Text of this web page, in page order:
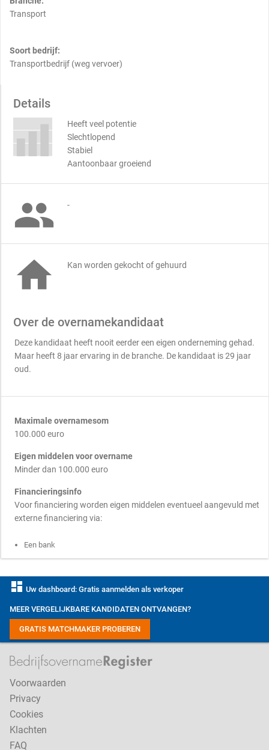
Transport
Soort bedrijf:
Transportbedrijf (weg vervoer)
Details
Heeft veel potentie
Slechtlopend
Stabiel
Aantoonbaar groeiend
 -
 Kan worden gekocht of gehuurd
Over de overnamekandidaat
Deze kandidaat heeft nooit eerder een eigen onderneming gehad.
Maar heeft 8 jaar ervaring in de branche. De kandidaat is 29 jaar
oud.
Maximale overnamesom
100.000 euro
Eigen middelen voor overname
Minder dan 100.000 euro
Financieringsinfo
Voor financiering worden eigen middelen eventueel aangevuld met
externe financiering via:
Een bank
dashboard Uw dashboard: Gratis aanmelden als verkoper
MEER VERGELIJKBARE KANDIDATEN ONTVANGEN?
GRATIS MATCHMAKER PROBEREN
Voorwaarden
Privacy
Cookies
Klachten
FAQ